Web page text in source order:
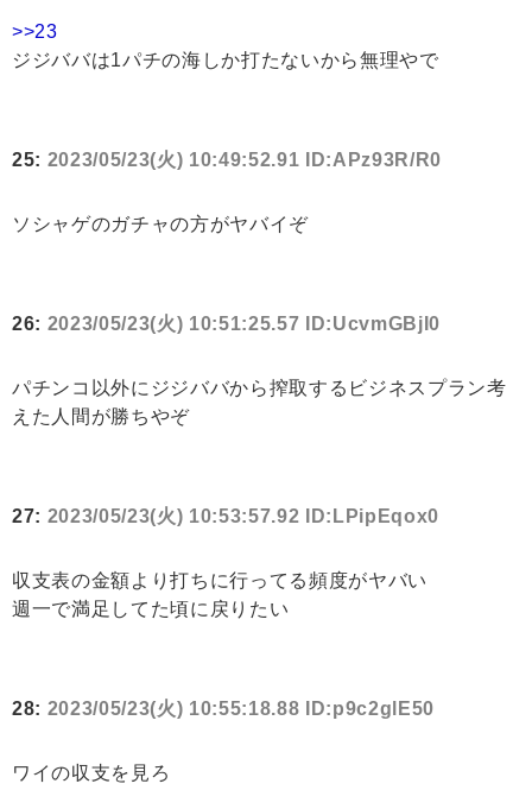
>>23
ジジババは1パチの海しか打たないから無理やで
25: 2023/05/23(火) 10:49:52.91 ID:APz93R/R0
ソシャゲのガチャの方がヤバイぞ
26: 2023/05/23(火) 10:51:25.57 ID:UcvmGBjI0
パチンコ以外にジジババから搾取するビジネスプラン考
えた人間が勝ちやぞ
27: 2023/05/23(火) 10:53:57.92 ID:LPipEqox0
収支表の金額より打ちに行ってる頻度がヤバい
週一で満足してた頃に戻りたい
28: 2023/05/23(火) 10:55:18.88 ID:p9c2glE50
ワイの収支を見ろ